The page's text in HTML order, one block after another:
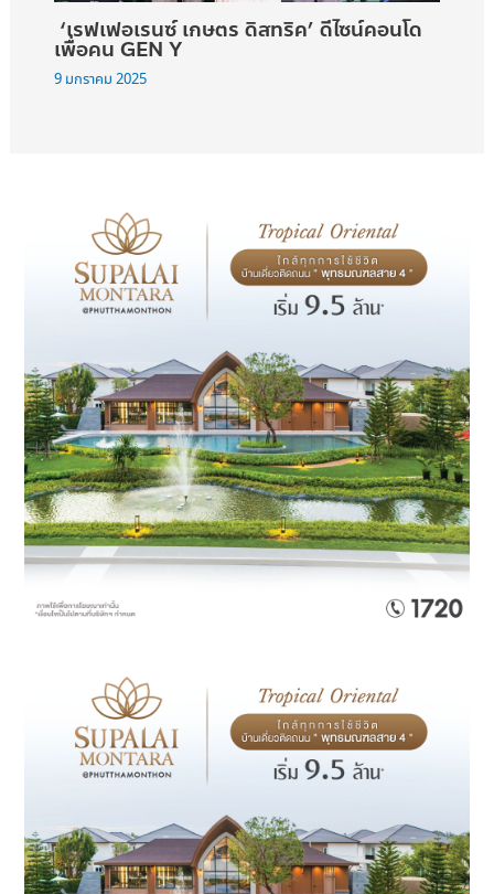
‘เรฟเฟอเรนซ์ เกษตร ดิสทริค’ ดีไซน์คอนโด
เพื่อคน GEN Y
9 มกราคม 2025